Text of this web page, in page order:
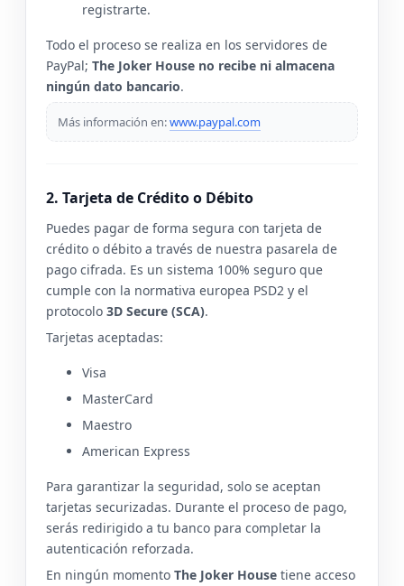
registrarte.
Todo el proceso se realiza en los servidores de
PayPal; The Joker House no recibe ni almacena
ningún dato bancario.
Más información en:www.paypal.com
2. Tarjeta de Crédito o Débito
Puedes pagar de forma segura con tarjeta de
crédito o débito a través de nuestra pasarela de
pago cifrada. Es un sistema 100% seguro que
cumple con la normativa europea PSD2 y el
protocolo 3D Secure (SCA).
Tarjetas aceptadas:
Visa
MasterCard
Maestro
American Express
Para garantizar la seguridad, solo se aceptan
tarjetas securizadas. Durante el proceso de pago,
serás redirigido a tu banco para completar la
autenticación reforzada.
En ningún momento The Joker House tiene acceso